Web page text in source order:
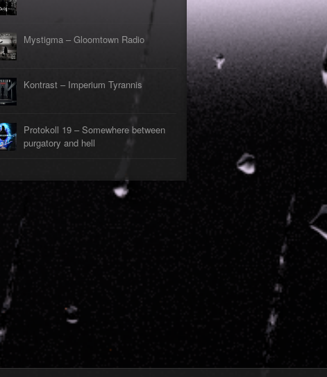
Mystigma – Gloomtown Radio
Kontrast – Imperium Tyrannis
Protokoll 19 – Somewhere between
purgatory and hell